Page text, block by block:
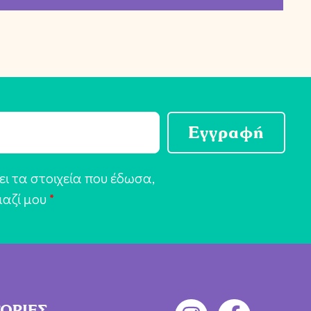
τα στοιχεία που έδωσα,
μου *
Εγγραφή